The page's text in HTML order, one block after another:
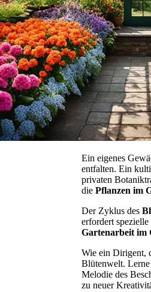
Ein eigenes
entfalten. Ein
privaten
die Pflanzen im
Der Zyklus des
erfordert
Gartenarbeit im
Wie ein Dirigent,
Blütenwelt. Lerne
Melodie des
zu neuer